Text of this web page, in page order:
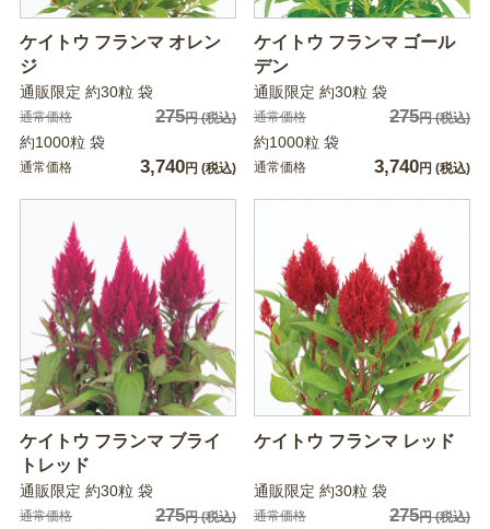
ケイトウ フランマ オレン
ジ
通販限定 約30粒 袋
通常価格 275円(税込)
約1000粒 袋
通常価格 3,740円 (税込)
ケイトウ フランマ ゴール
デン
通販限定 約30粒 袋
通常価格 275円(税込)
約1000粒 袋
通常価格 3,740円 (税込)
ケイトウ フランマ ブライ
トレッド
通販限定 約30粒 袋
通常価格 275円(税込)
ケイトウ フランマ レッド
通販限定 約30粒 袋
通常価格 275円(税込)